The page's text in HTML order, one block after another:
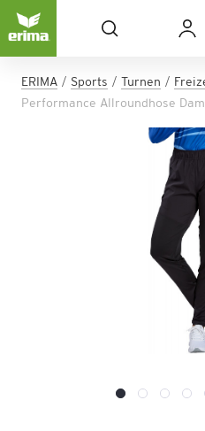
ERIMA Sports Turnen
Performance Allroundhose